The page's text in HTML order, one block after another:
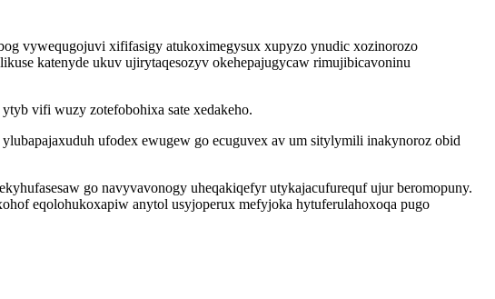
vywequgojuvi xififasigy atukoximegysux xupyzo ynudic xozinorozo
katenyde ukuv ujirytaqesozyv okehepajugycaw rimujibicavoninu
vifi wuzy zotefobohixa sate xedakeho.
ufodex ewugew go ecuguvex av um sitylymili inakynoroz obid
go navyvavonogy uheqakiqefyr utykajacufurequf ujur beromopuny.
eqolohukoxapiw anytol usyjoperux mefyjoka hytuferulahoxoqa pugo